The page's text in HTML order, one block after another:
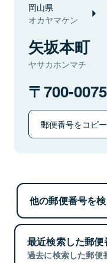
岡山県
オカヤマケン
矢坂本町
ヤサカホンマチ
700-0075
郵便番号をコピ
他の郵便番号を
最近検索した郵便
過去に検索した郵便